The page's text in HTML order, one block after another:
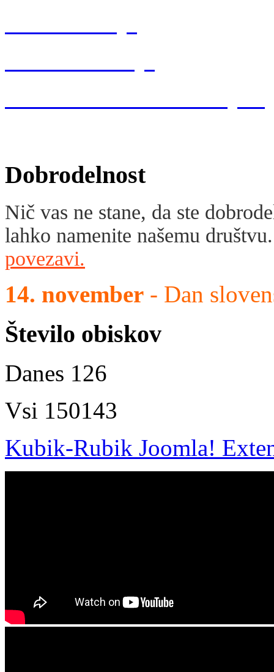
Dobrodelnost
Nič vas ne stane, da ste
lahko namenite našemu
povezavi.
14. november - Dan
Število obiskov
Danes 126
Vsi 150143
Kubik-Rubik Joomla!